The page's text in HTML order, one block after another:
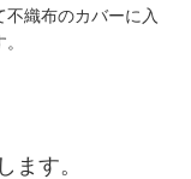
織布のカバーに入
ます。